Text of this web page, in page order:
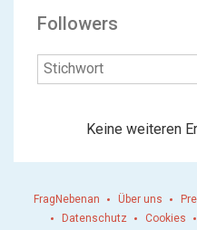
Followers
Keine weiteren
FragNebenan Über uns
Datenschutz
Cookies